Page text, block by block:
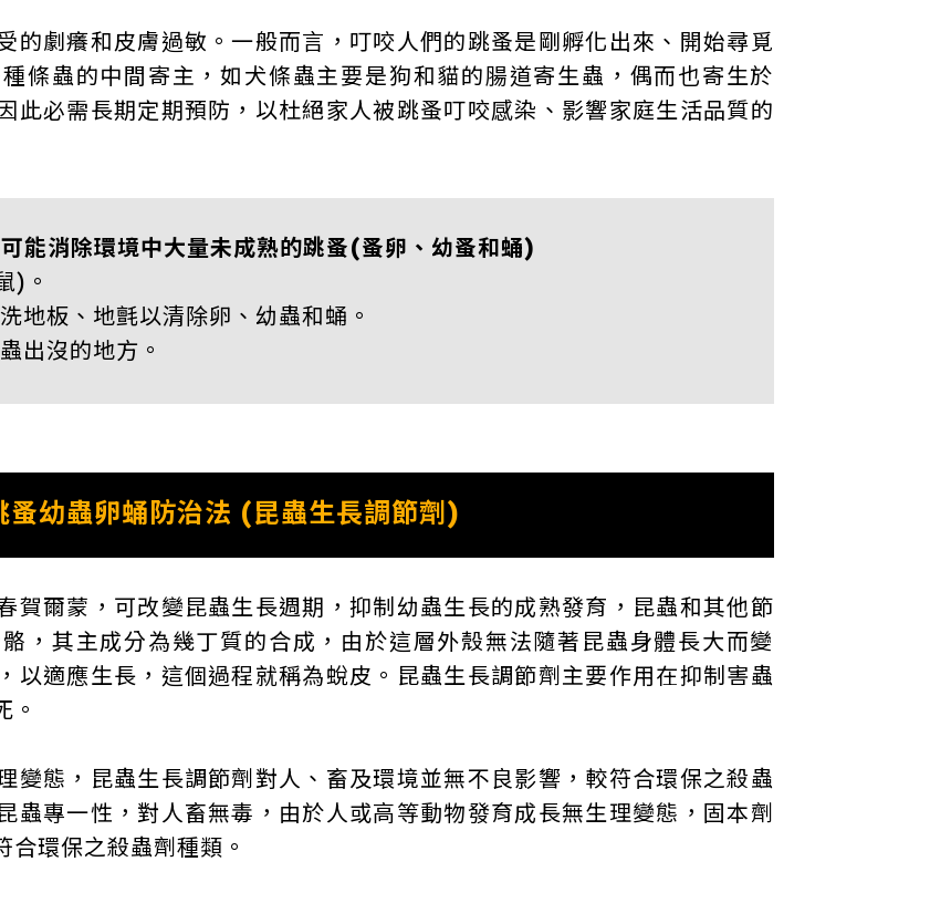
的劇癢和皮膚過敏。一般而言，叮咬人們的跳蚤是剛孵化出來、開始尋覓
條蟲的中間寄主，如犬條蟲主要是狗和貓的腸道寄生蟲，偶而也寄生於
此必需長期定期預防，以杜絕家人被跳蚤叮咬感染、影響家庭生活品質的
能消除環境中大量未成熟的跳蚤(蚤卵、幼蚤和蛹)
)。
地板、地氈以清除卵、幼蟲和蛹。
出沒的地方。
蚤幼蟲卵蛹防治法 (昆蟲生長調節劑)
賀爾蒙，可改變昆蟲生長週期，抑制幼蟲生長的成熟發育，昆蟲和其他節
，其主成分為幾丁質的合成，由於這層外殼無法隨著昆蟲身體長大而變
以適應生長，這個過程就稱為蛻皮。昆蟲生長調節劑主要作用在抑制害蟲
。
變態，昆蟲生長調節劑對人、畜及環境並無不良影響，較符合環保之殺蟲
蟲專一性，對人畜無毒，由於人或高等動物發育成長無生理變態，固本劑
合環保之殺蟲劑種類。